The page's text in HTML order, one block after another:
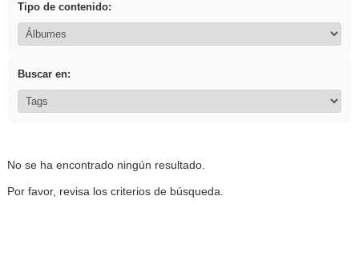
Tipo de contenido:
Buscar en:
No se ha encontrado ningún resultado.
Por favor, revisa los criterios de búsqueda.